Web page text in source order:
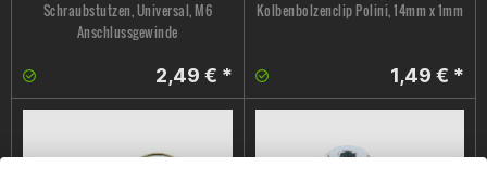
Schraubstutzen, Universal, M6
Anschlussgewinde
2,49 € *
Kolbenbolzenclip Polini, 14mm x 1mm
1,49 € *